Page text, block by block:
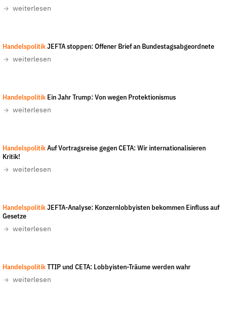
Presse
Kontakt
der
Website
Folge Uns
weiterlesen
Handelspolitik JEFTA stoppen: Offener Brief an Bundestagsabgeordnete
weiterlesen
Handelspolitik Ein Jahr Trump: Von wegen Protektionismus
weiterlesen
Handelspolitik Auf Vortragsreise gegen CETA: Wir internationalisieren
Kritik!
weiterlesen
Handelspolitik JEFTA-Analyse: Konzernlobbyisten bekommen Einfluss auf
Gesetze
weiterlesen
Handelspolitik TTIP und CETA: Lobbyisten-Träume werden wahr
weiterlesen